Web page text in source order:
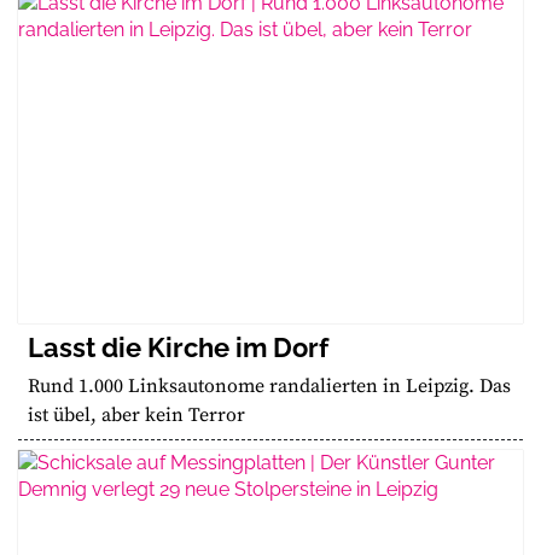
Lasst die Kirche im Dorf
Rund 1.000 Linksautonome randalierten in Leipzig. Das
ist übel, aber kein Terror